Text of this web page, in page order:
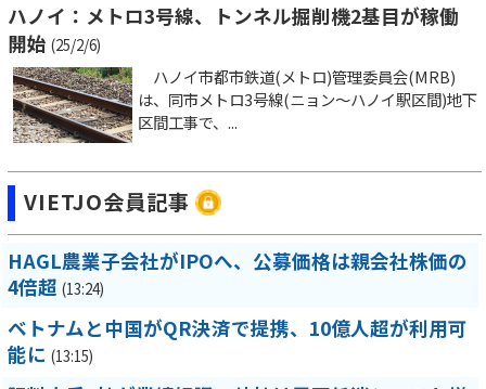
ハノイ：メトロ3号線、トンネル掘削機2基目が稼働
開始 (25/2/6)
ハノイ市都市鉄道(メトロ)管理委員会(MRB)
は、同市メトロ3号線(ニョン～ハノイ駅区間)地下
区間工事で、...
VIETJO会員記事
HAGL農業子会社がIPOへ、公募価格は親会社株価の
4倍超 (13:24)
ベトナムと中国がQR決済で提携、10億人超が利用可
能に (13:15)